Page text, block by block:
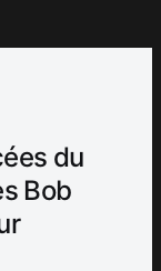
du
Bob